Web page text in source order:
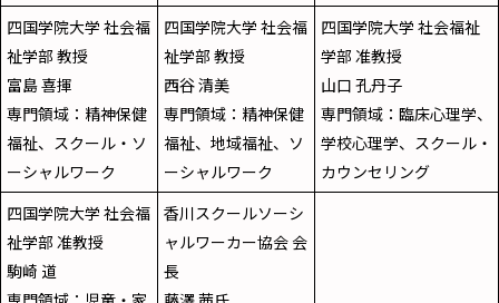
四国学院大学 社会福
祉学部 教授
富島 喜揮
専門領域：精神保健
福祉、スクール・ソ
ーシャルワーク
四国学院大学 社会福
祉学部 教授
西谷 清美
専門領域：精神保健
福祉、地域福祉、ソ
ーシャルワーク
四国学院大学 社会福祉
学部 准教授
山口 孔丹子
専門領域：臨床心理学、
学校心理学、スクール・
カウンセリング
四国学院大学 社会福
祉学部 准教授
駒崎 道
香川スクールソーシ
ャルワーカー協会 会
長